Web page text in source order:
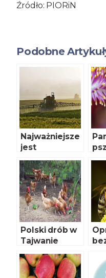
Źródło: PIORiN
Podobne
Najważniejsze
jest
bezpieczeńst
wo
konsumenta
Polski drób w
Tajwanie